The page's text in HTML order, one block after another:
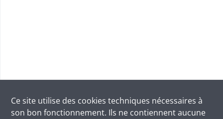
Ce site utilise des cookies techniques nécessaires à
son bon fonctionnement. Ils ne contiennent aucune